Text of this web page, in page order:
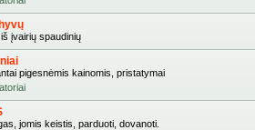
įvairių spaudinių
pigesnėmis kainomis, pristatymai
jomis keistis, parduoti, dovanoti.